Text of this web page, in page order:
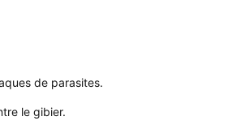
de parasites.
le gibier.